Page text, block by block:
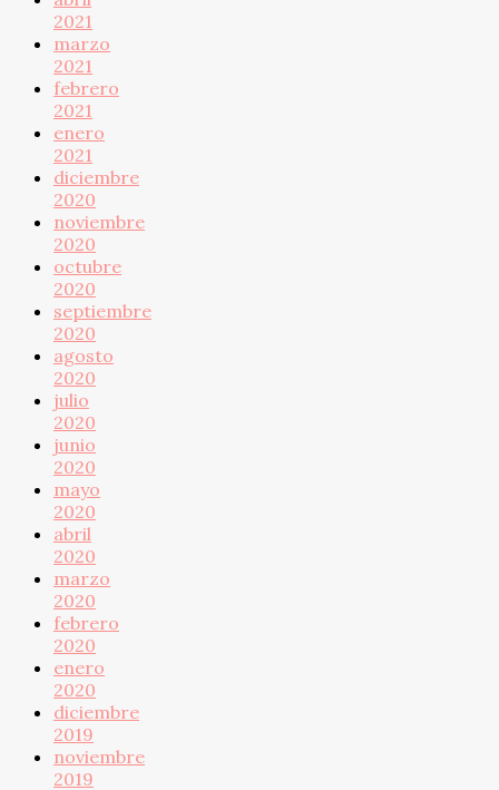
2021
marzo
2021
febrero
2021
enero
2021
diciembre
2020
noviembre
2020
octubre
2020
septiembre
2020
agosto
2020
julio
2020
junio
2020
mayo
2020
abril
2020
marzo
2020
febrero
2020
enero
2020
diciembre
2019
noviembre
2019